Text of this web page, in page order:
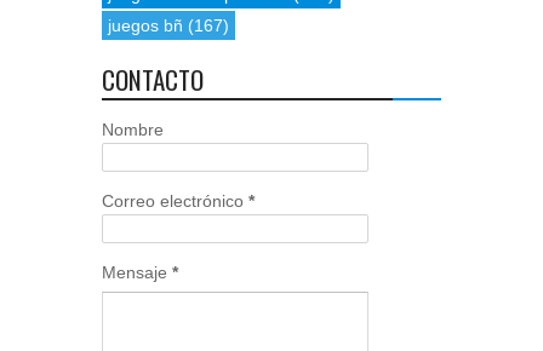
juegos bñ (167)
CONTACTO
Nombre
Correo electrónico *
Mensaje *